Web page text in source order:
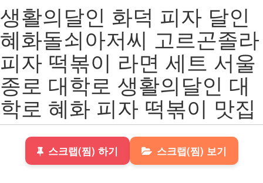
생활의달인 화덕 피자 달인
혜화돌쇠아저씨 고르곤졸라
피자 떡볶이 라면 세트 서울
종로 대학로 생활의달인 대
학로 혜화 피자 떡볶이 맛집
스크랩(찜) 하기 스크랩(찜) 보기